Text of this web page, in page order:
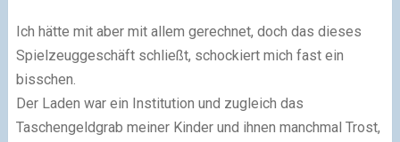
Ich hätte mit aber mit allem gerechnet, doch das dieses
Spielzeuggeschäft schließt, schockiert mich fast ein
bisschen.
Der Laden war ein Institution und zugleich das
Taschengeldgrab meiner Kinder und ihnen manchmal Trost,